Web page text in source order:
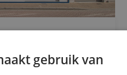
3
gebruik van